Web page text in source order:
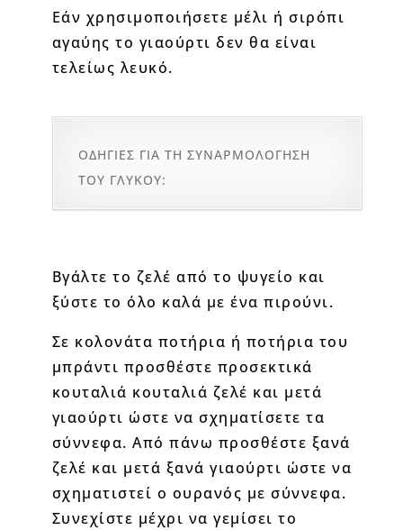
Εάν χρησιμοποιήσετε μέλι ή σιρόπι
αγαύης το γιαούρτι δεν θα είναι
τελείως λευκό.
ΟΔΗΓΙΕΣ ΓΙΑ ΤΗ ΣΥΝΑΡΜΟΛΟΓΗΣΗ
ΤΟΥ ΓΛΥΚΟΥ:
Βγάλτε το ζελέ από το ψυγείο και
ξύστε το όλο καλά με ένα πιρούνι.
Σε κολονάτα ποτήρια ή ποτήρια του
μπράντι προσθέστε προσεκτικά
κουταλιά κουταλιά ζελέ και μετά
γιαούρτι ώστε να σχηματίσετε τα
σύννεφα. Από πάνω προσθέστε ξανά
ζελέ και μετά ξανά γιαούρτι ώστε να
σχηματιστεί ο ουρανός με σύννεφα.
Συνεχίστε μέχρι να γεμίσει το